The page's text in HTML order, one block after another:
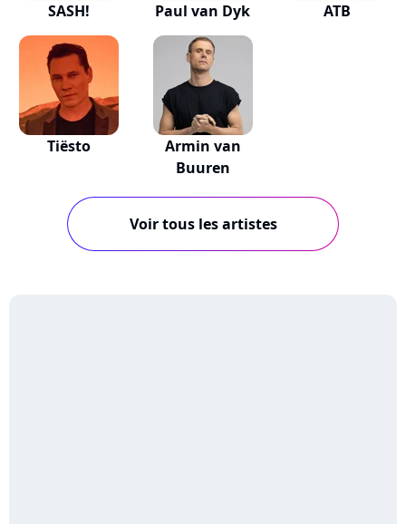
SASH! Paul van Dyk ATB
Tiësto
Armin van
Buuren
Voir tous les artistes